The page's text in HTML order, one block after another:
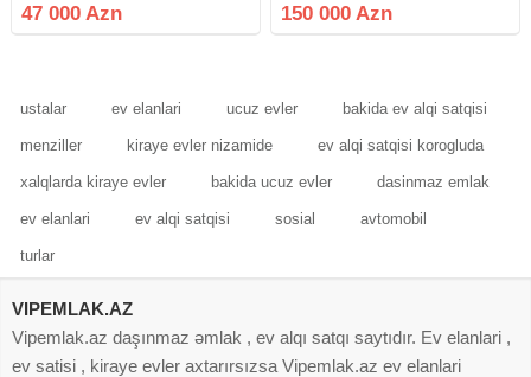
47 000 Azn 150 000 Azn
ustalar ev elanlari ucuz evler bakida ev alqi satqisi
menziller kiraye evler nizamide ev alqi satqisi korogluda
xalqlarda kiraye evler bakida ucuz evler dasinmaz emlak
ev elanlari ev alqi satqisi sosial avtomobil
turlar
VIPEMLAK.AZ
Vipemlak.az daşınmaz əmlak , ev alqı satqı saytıdır. Ev elanlari ,
ev satisi , kiraye evler axtarırsızsa Vipemlak.az ev elanlari